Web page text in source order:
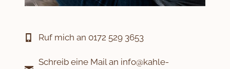
Ruf mich an 0172 529 3653
Schreib eine Mail an info@kahle-